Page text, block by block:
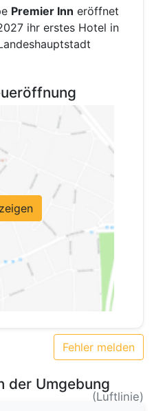
Premier Inn eröffnet
ihr erstes Hotel in
Fehler melden
der Umgebung
(Luftlinie)